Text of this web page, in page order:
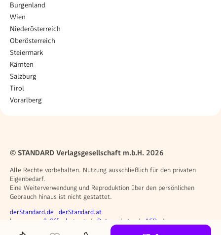
Burgenland
Wien
Niederösterreich
Oberösterreich
Steiermark
Kärnten
Salzburg
Tirol
Vorarlberg
© STANDARD Verlagsgesellschaft m.b.H. 2026
Alle Rechte vorbehalten. Nutzung ausschließlich für den privaten
Eigenbedarf.
Eine Weiterverwendung und Reproduktion über den persönlichen
Gebrauch hinaus ist nicht gestattet.
Weitere Angebote
derStandard.de derStandard.at
Rechtliches
Impressum & Offenlegung Datenschutz
AGB
Privacy Manager